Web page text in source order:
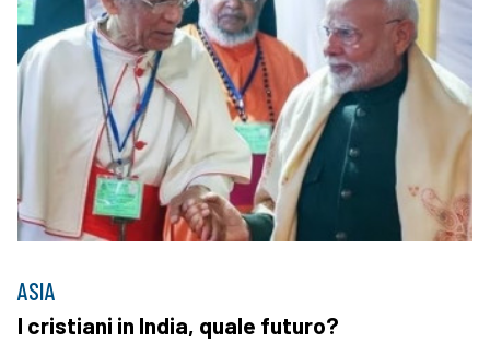
ASIA
I cristiani in India, quale futuro?